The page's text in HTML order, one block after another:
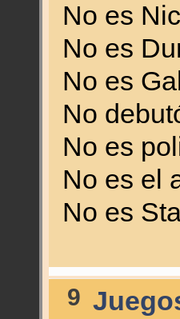
No es
No es
No es
No
No es
No es el
No es
9